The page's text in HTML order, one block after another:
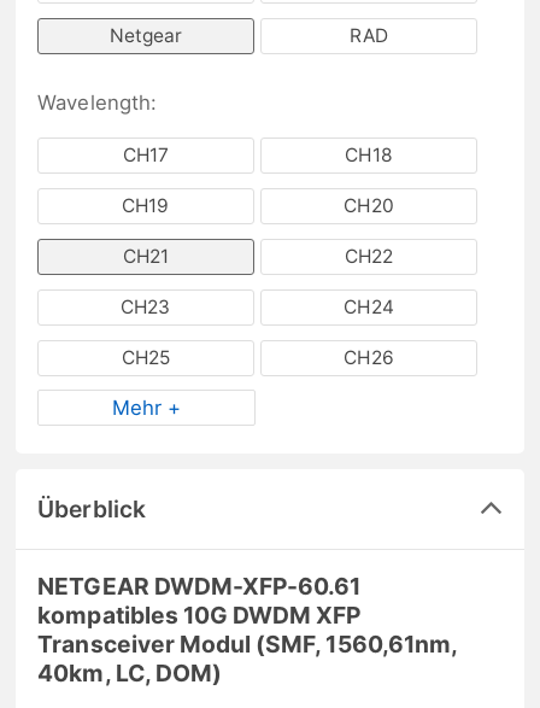
Netgear RAD
Wavelength:
CH17 CH18
CH19 CH20
CH21 CH22
CH23 CH24
CH25 CH26
Mehr +
Überblick
NETGEAR DWDM-XFP-60.61
kompatibles 10G DWDM XFP
Transceiver Modul (SMF, 1560,61nm,
40km, LC, DOM)